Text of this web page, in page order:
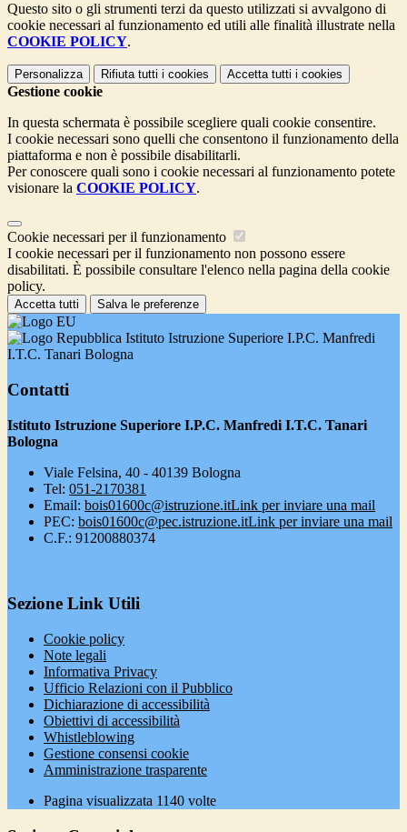
Questo sito o gli strumenti terzi da questo utilizzati si avvalgono di
cookie necessari al funzionamento ed utili alle finalità illustrate nella
COOKIE POLICY.
Personalizza Rifiuta tutti i cookies Accetta tutti i cookies
Gestione cookie
In questa schermata è possibile scegliere quali cookie consentire.
I cookie necessari sono quelli che consentono il funzionamento della
piattaforma e non è possibile disabilitarli.
Per conoscere quali sono i cookie necessari al funzionamento potete
visionare la COOKIE POLICY.
Cookie necessari per il funzionamento
I cookie necessari per il funzionamento non possono essere
disabilitati. È possibile consultare l'elenco nella pagina della cookie
policy.
Accetta tutti Salva le preferenze
Istituto Istruzione Superiore I.P.C. Manfredi
I.T.C. Tanari Bologna
Contatti
Istituto Istruzione Superiore I.P.C. Manfredi I.T.C. Tanari
Bologna
Viale Felsina, 40 - 40139 Bologna
Tel: 051-2170381
Email: bois01600c@istruzione.itLink per inviare una mail
PEC: bois01600c@pec.istruzione.itLink per inviare una mail
C.F.: 91200880374
Sezione Link Utili
Cookie policy
Note legali
Informativa Privacy
Ufficio Relazioni con il Pubblico
Dichiarazione di accessibilità
Obiettivi di accessibilità
Whistleblowing
Gestione consensi cookie
Amministrazione trasparente
Pagina visualizzata 1140 volte